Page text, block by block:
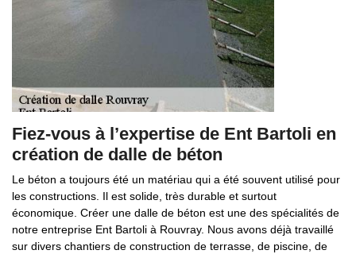
Fiez-vous à l’expertise de Ent Bartoli en
création de dalle de béton
Le béton a toujours été un matériau qui a été souvent utilisé pour
les constructions. Il est solide, très durable et surtout
économique. Créer une dalle de béton est une des spécialités de
notre entreprise Ent Bartoli à Rouvray. Nous avons déjà travaillé
sur divers chantiers de construction de terrasse, de piscine, de